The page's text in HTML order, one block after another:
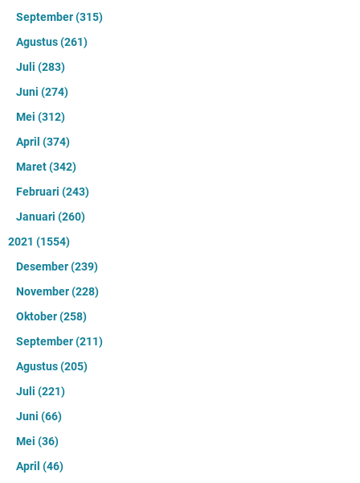
September(315)
Agustus(261)
Juli (283)
Juni (274)
Mei (312)
April (374)
Maret(342)
Februari (243)
Januari (260)
2021 (1554)
Desember(239)
November(228)
Oktober(258)
September(211)
Agustus(205)
Juli (221)
Juni (66)
Mei (36)
April (46)